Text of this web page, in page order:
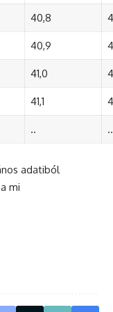
40,8
40,9
41,0
41,1
.. ..
adatiból
mi